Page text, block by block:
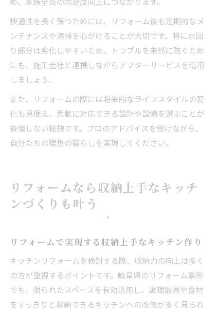
快適性を長く保つためには、リフォーム後も定期的なメ
ンテナンスや清掃を心がけることが大切です。特に水回
り部分は劣化しやすいため、トラブルを未然に防ぐため
にも、施工会社と連携しながらアフターサービスを活用
しましょう。
また、リフォームの際には将来的なライフスタイルの変
化も見据え、柔軟に対応できる設計や設備を選ぶことが
後悔しない秘訣です。プロのアドバイスを受けながら、
自分たちの理想の暮らしを実現してください。
リフォームなら収納上手なキッチ
ンづくりも叶う
リフォームで実現する収納上手なキッチン作り
キッチンリフォームを検討する際、収納力の向上は多く
の方が重視するポイントです。岐阜県のリフォーム事例
でも、限られたスペースを有効活用し、調理器具や食材
をすっきりと収納できるキッチンへの改修が多く見られ